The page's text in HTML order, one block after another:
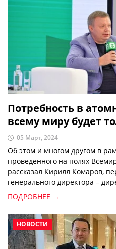
Потребность в
всему миру будет
05 Март, 2024
Об этом и многом другом в
проведенного на полях
рассказал Кирилл Комаров,
генерального директора –
международному бизнесу
ПОДРОБНЕЕ →
НОВОСТИ